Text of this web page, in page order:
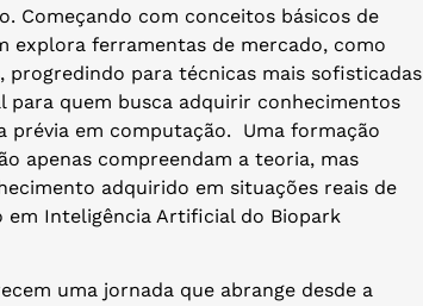
Começando com conceitos básicos de
explora ferramentas de mercado, como
progredindo para técnicas mais sofisticadas
para quem busca adquirir conhecimentos
prévia em computação. Uma formação
apenas compreendam a teoria, mas
adquirido em situações reais de
em Inteligência Artificial do Biopark
uma jornada que abrange desde a